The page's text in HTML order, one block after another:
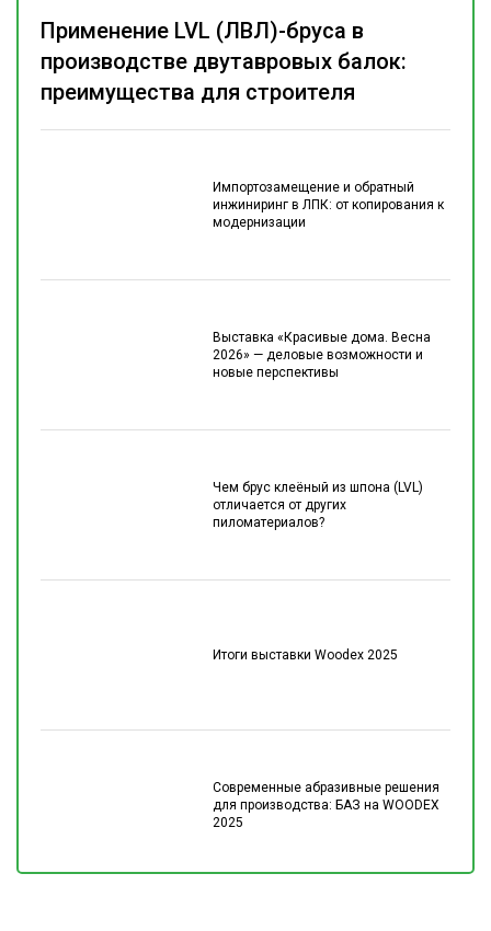
Импортозамещение и обратный
инжиниринг в ЛПК: от копирования к
модернизации
Выставка «Красивые дома. Весна
2026» — деловые возможности и
новые перспективы
Чем брус клеёный из шпона (LVL)
отличается от других
пиломатериалов?
Итоги выставки Woodex 2025
Современные абразивные решения
для производства: БАЗ на WOODEX
2025
Применение LVL (ЛВЛ)-бруса в
производстве двутавровых балок:
преимущества для строителя